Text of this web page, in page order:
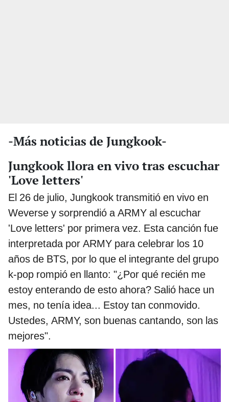
-Más noticias de Jungkook-
Jungkook llora en vivo tras escuchar
'Love letters'
El 26 de julio, Jungkook transmitió en vivo en
Weverse y sorprendió a ARMY al escuchar
'Love letters' por primera vez. Esta canción fue
interpretada por ARMY para celebrar los 10
años de BTS, por lo que el integrante del grupo
k-pop rompió en llanto: "¿Por qué recién me
estoy enterando de esto ahora? Salió hace un
mes, no tenía idea... Estoy tan conmovido.
Ustedes, ARMY, son buenas cantando, son las
mejores".